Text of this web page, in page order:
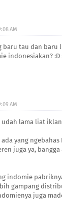
AM
baru tau dan baru
indonesiakan? :D
AM
lama liat
yang
juga ya,
indomie
gampang
juga